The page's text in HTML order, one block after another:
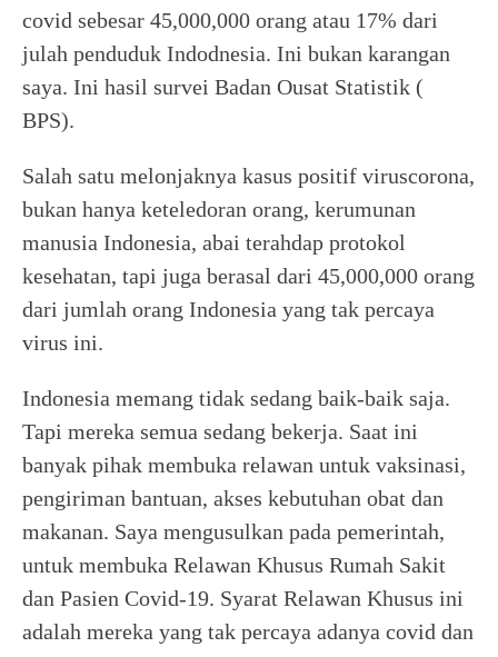
covid sebesar 45,000,000 orang atau 17% dari
julah penduduk Indodnesia. Ini bukan karangan
saya. Ini hasil survei Badan Ousat Statistik (
BPS).
Salah satu melonjaknya kasus positif viruscorona,
bukan hanya keteledoran orang, kerumunan
manusia Indonesia, abai terahdap protokol
kesehatan, tapi juga berasal dari 45,000,000 orang
dari jumlah orang Indonesia yang tak percaya
virus ini.
Indonesia memang tidak sedang baik-baik saja.
Tapi mereka semua sedang bekerja. Saat ini
banyak pihak membuka relawan untuk vaksinasi,
pengiriman bantuan, akses kebutuhan obat dan
makanan. Saya mengusulkan pada pemerintah,
untuk membuka Relawan Khusus Rumah Sakit
dan Pasien Covid-19. Syarat Relawan Khusus ini
adalah mereka yang tak percaya adanya covid dan